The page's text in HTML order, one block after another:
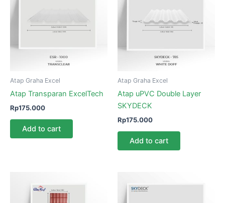
Atap Graha Excel
Atap Transparan ExcelTech
Rp175.000
Add to cart
Atap Graha Excel
Atap uPVC Double Layer
SKYDECK
Rp175.000
Add to cart